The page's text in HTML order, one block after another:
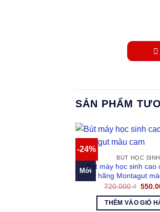
SẢN PHẨM
-24%
Mới
BÚT HỌC SINH
Bút máy học sinh cao
hãng Montagut
720.000₫ Giá
là:
THÊM VÀO GIỎ